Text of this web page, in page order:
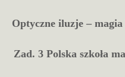
Optyczne iluzje –
Zad. 3 Polska szkoła